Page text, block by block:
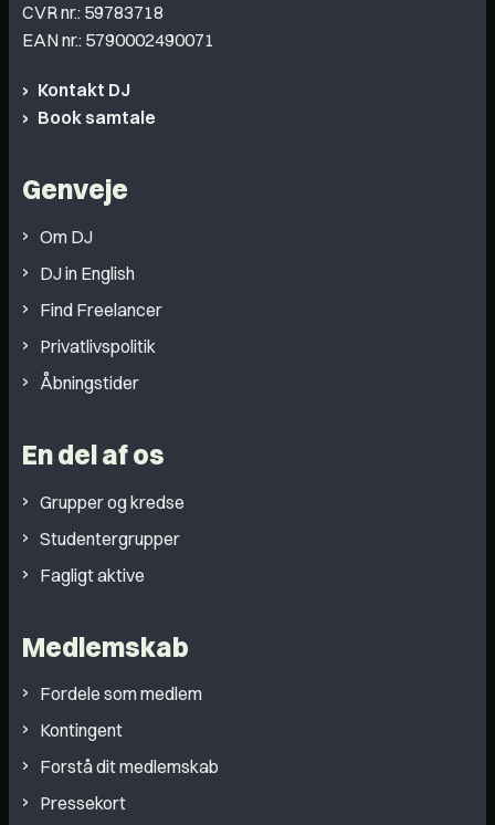
CVR nr.: 59783718
EAN nr.: 5790002490071
Kontakt DJ
Book samtale
Genveje
Om DJ
DJ in English
Find Freelancer
Privatlivspolitik
Åbningstider
En del af os
Grupper og kredse
Studentergrupper
Fagligt aktive
Medlemskab
Fordele som medlem
Kontingent
Forstå dit medlemskab
Pressekort